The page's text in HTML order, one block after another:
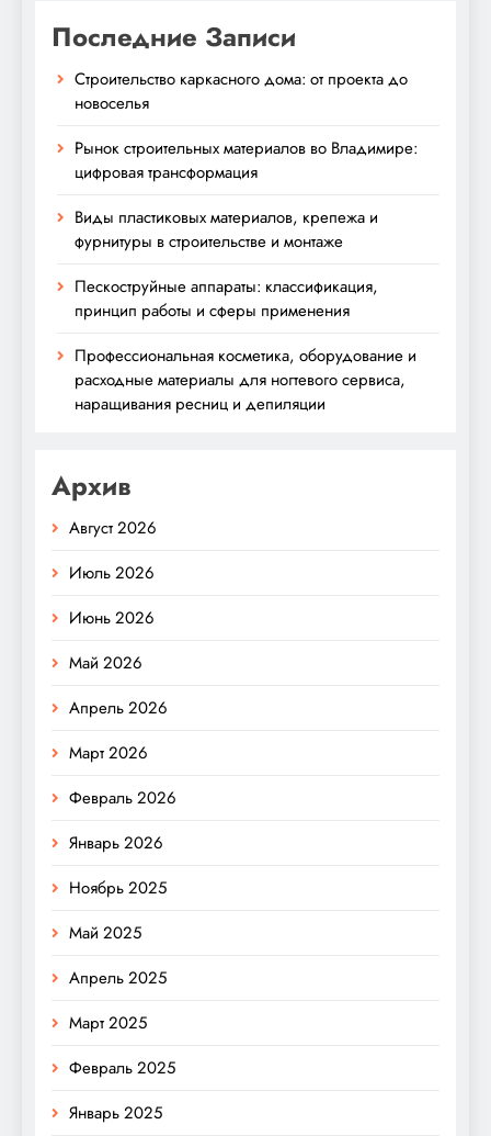
Последние Записи
Строительство каркасного дома: от проекта до
новоселья
Рынок строительных материалов во Владимире:
цифровая трансформация
Виды пластиковых материалов, крепежа и
фурнитуры в строительстве и монтаже
Пескоструйные аппараты: классификация,
принцип работы и сферы применения
Профессиональная косметика, оборудование и
расходные материалы для ногтевого сервиса,
наращивания ресниц и депиляции
Архив
Август 2026
Июль 2026
Июнь 2026
Май 2026
Апрель 2026
Март 2026
Февраль 2026
Январь 2026
Ноябрь 2025
Май 2025
Апрель 2025
Март 2025
Февраль 2025
Январь 2025